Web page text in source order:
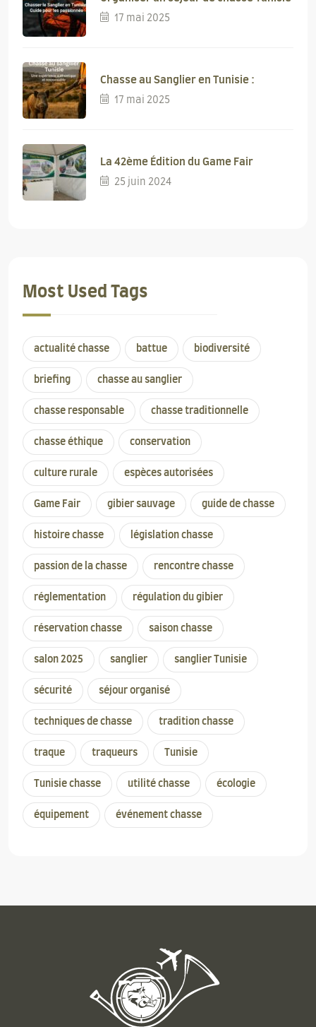
17 mai 2025
Chasse au Sanglier en Tunisie :
17 mai 2025
La 42ème Édition du Game Fair
25 juin 2024
Most Used Tags
actualité chasse battue biodiversité
briefing chasse au sanglier
chasse responsable chasse traditionnelle
chasse éthique conservation
culture rurale espèces autorisées
Game Fair gibier sauvage guide de chasse
histoire chasse législation chasse
passion de la chasse rencontre chasse
réglementation régulation du gibier
réservation chasse saison chasse
salon 2025 sanglier sanglier Tunisie
sécurité séjour organisé
techniques de chasse tradition chasse
traque traqueurs Tunisie
Tunisie chasse utilité chasse écologie
équipement événement chasse